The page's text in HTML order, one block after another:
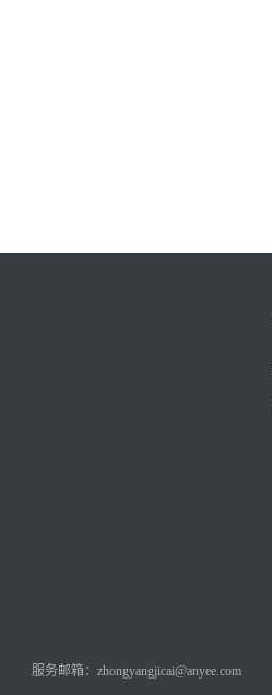
服务邮箱：zhongyangjicai@anyee.com